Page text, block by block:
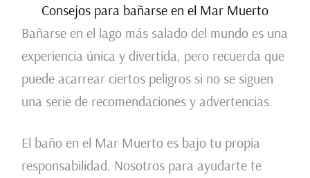
Consejos para bañarse en el Mar Muerto
Bañarse en el lago más salado del mundo es una
experiencia única y divertida, pero recuerda que
puede acarrear ciertos peligros si no se siguen
una serie de recomendaciones y advertencias.
El baño en el Mar Muerto es bajo tu propia
responsabilidad. Nosotros para ayudarte te